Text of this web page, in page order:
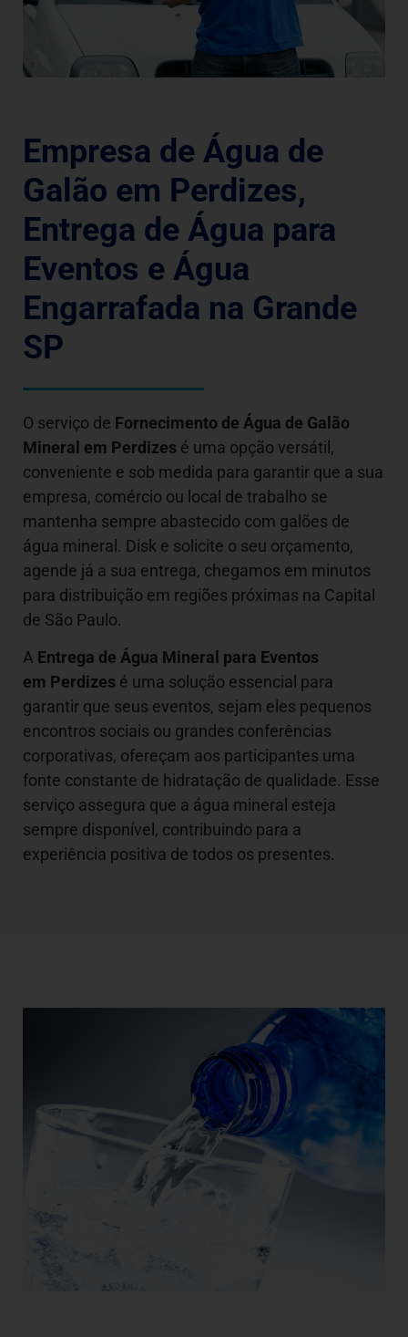
Empresa de Água de
Galão em Perdizes,
Entrega de Água para
Eventos e Água
Engarrafada na Grande
SP
O serviço de Fornecimento de Água de Galão
Mineral em Perdizes é uma opção versátil,
conveniente e sob medida para garantir que a sua
empresa, comércio ou local de trabalho se
mantenha sempre abastecido com galões de
água mineral. Disk e solicite o seu orçamento,
agende já a sua entrega, chegamos em minutos
para distribuição em regiões próximas na Capital
de São Paulo.
A Entrega de Água Mineral para Eventos
em Perdizes é uma solução essencial para
garantir que seus eventos, sejam eles pequenos
encontros sociais ou grandes conferências
corporativas, ofereçam aos participantes uma
fonte constante de hidratação de qualidade. Esse
serviço assegura que a água mineral esteja
sempre disponível, contribuindo para a
experiência positiva de todos os presentes.